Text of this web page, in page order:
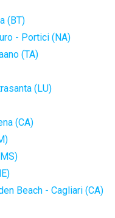
(BT)
- Portici (NA)
(TA)
(LU)
(CA)
Beach - Cagliari (CA)